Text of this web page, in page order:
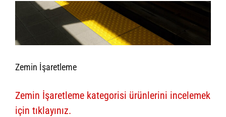
Zemin İşaretleme
Zemin İşaretleme kategorisi ürünlerini incelemek
için tıklayınız.